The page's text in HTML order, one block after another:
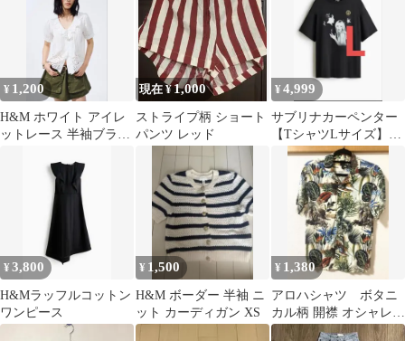
¥ 1,200
H&M ホワイト アイレ
ットレース 半袖ブラウ
現在 ¥1,000
ストライプ柄 ショート
パンツ レッド
¥4,999
サブリナカーペンター
【TシャツLサイズ】
H&M
¥3,800
H&Mラッフルコットン
ワンピース
¥ 1,500
H&M ボーダー 半袖 ニ
ット カーディガン XS
¥ 1,380
アロハシャツ ボタニ
カル柄 開襟 オシャレ
半袖シャツ